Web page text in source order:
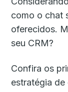
como o chat
oferecidos.
seu CRM?
Confira os
estratégia